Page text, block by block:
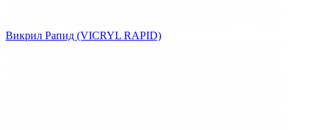
Викрил Рапид (VICRYL RAPID)